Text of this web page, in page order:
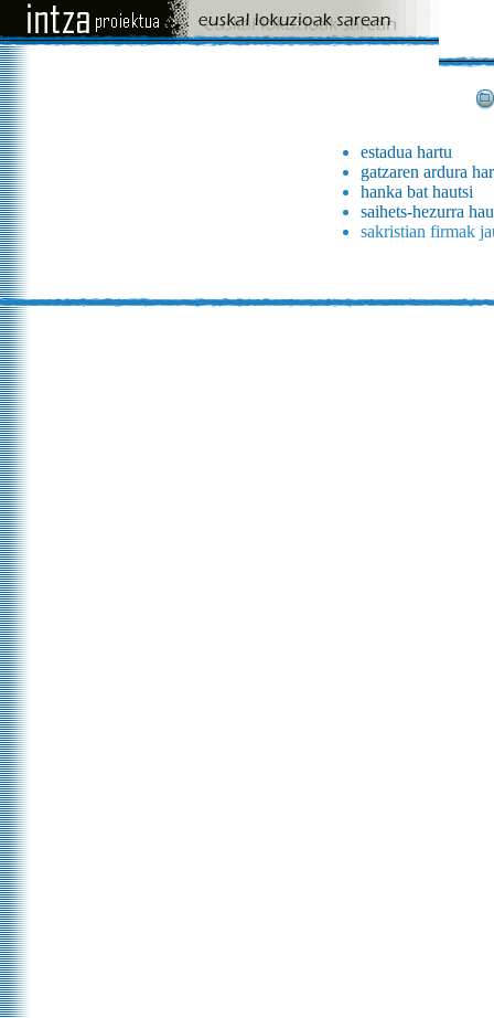
estadua hartu
gatzaren ardura
hanka bat hautsi
saihets-hezurra
sakristian firmak